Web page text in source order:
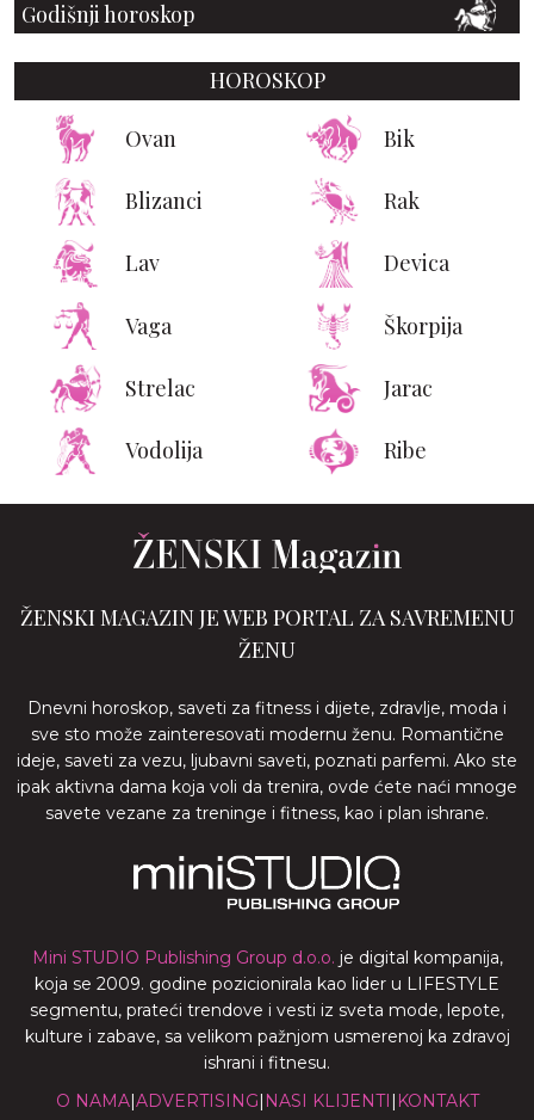
Godišnji horoskop
HOROSKOP
Ovan Bik
Blizanci Rak
Lav Devica
Vaga Škorpija
Strelac Jarac
Vodolija Ribe
ŽENSKI MAGAZIN JE WEB PORTAL ZA SAVREMENU
ŽENU
Dnevni horoskop, saveti za fitness i dijete, zdravlje, moda i
sve sto može zainteresovati modernu ženu. Romantične
ideje, saveti za vezu, ljubavni saveti, poznati parfemi. Ako ste
ipak aktivna dama koja voli da trenira, ovde ćete naći mnoge
savete vezane za treninge i fitness, kao i plan ishrane.
Mini STUDIO Publishing Group d.o.o. je digital kompanija,
koja se 2009. godine pozicionirala kao lider u LIFESTYLE
segmentu, prateći trendove i vesti iz sveta mode, lepote,
kulture i zabave, sa velikom pažnjom usmerenoj ka zdravoj
ishrani i fitnesu.
O NAMA|ADVERTISING| NASI KLIJENTI | KONTAKT